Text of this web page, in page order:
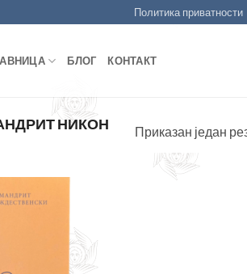
Политика приватности
БЛОГ КОНТАКТ
НИКОН
Приказан један
у листу
жеља